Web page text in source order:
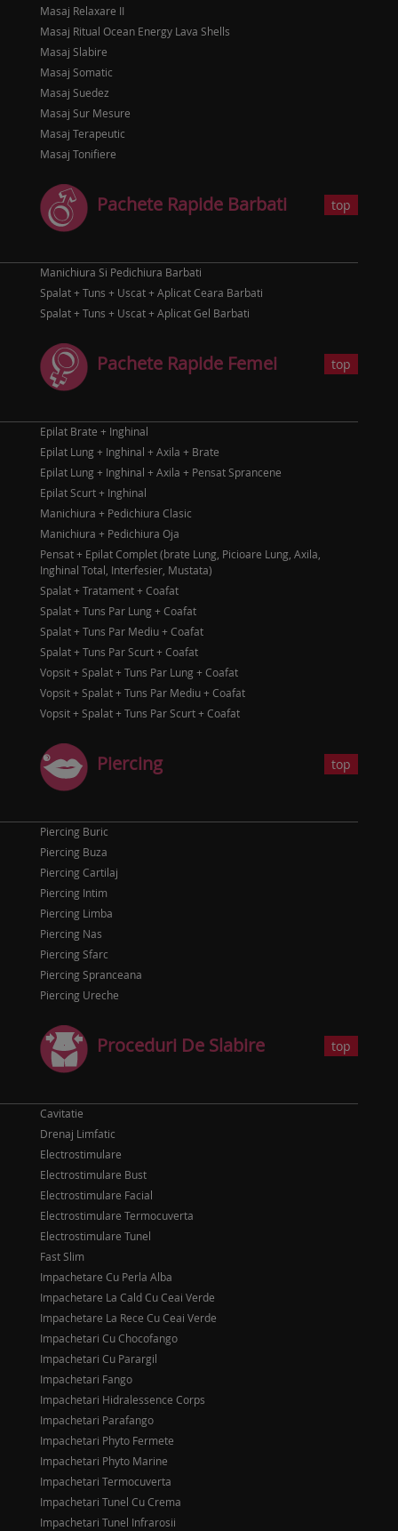
Masaj Relaxare II
Masaj Ritual Ocean Energy Lava Shells
Masaj Slabire
Masaj Somatic
Masaj Suedez
Masaj Sur Mesure
Masaj Terapeutic
Masaj Tonifiere
top
Pachete Rapide Barbati
Manichiura Si Pedichiura Barbati
Spalat + Tuns + Uscat + Aplicat Ceara Barbati
Spalat + Tuns + Uscat + Aplicat Gel Barbati
top
Pachete Rapide Femei
Epilat Brate + Inghinal
Epilat Lung + Inghinal + Axila + Brate
Epilat Lung + Inghinal + Axila + Pensat Sprancene
Epilat Scurt + Inghinal
Manichiura + Pedichiura Clasic
Manichiura + Pedichiura Oja
Pensat + Epilat Complet (brate Lung, Picioare Lung, Axila,
Inghinal Total, Interfesier, Mustata)
Spalat + Tratament + Coafat
Spalat + Tuns Par Lung + Coafat
Spalat + Tuns Par Mediu + Coafat
Spalat + Tuns Par Scurt + Coafat
Vopsit + Spalat + Tuns Par Lung + Coafat
Vopsit + Spalat + Tuns Par Mediu + Coafat
Vopsit + Spalat + Tuns Par Scurt + Coafat
top
Piercing
Piercing Buric
Piercing Buza
Piercing Cartilaj
Piercing Intim
Piercing Limba
Piercing Nas
Piercing Sfarc
Piercing Spranceana
Piercing Ureche
top
Proceduri De Slabire
Cavitatie
Drenaj Limfatic
Electrostimulare
Electrostimulare Bust
Electrostimulare Facial
Electrostimulare Termocuverta
Electrostimulare Tunel
Fast Slim
Impachetare Cu Perla Alba
Impachetare La Cald Cu Ceai Verde
Impachetare La Rece Cu Ceai Verde
Impachetari Cu Chocofango
Impachetari Cu Parargil
Impachetari Fango
Impachetari Hidralessence Corps
Impachetari Parafango
Impachetari Phyto Fermete
Impachetari Phyto Marine
Impachetari Termocuverta
Impachetari Tunel Cu Crema
Impachetari Tunel Infrarosii